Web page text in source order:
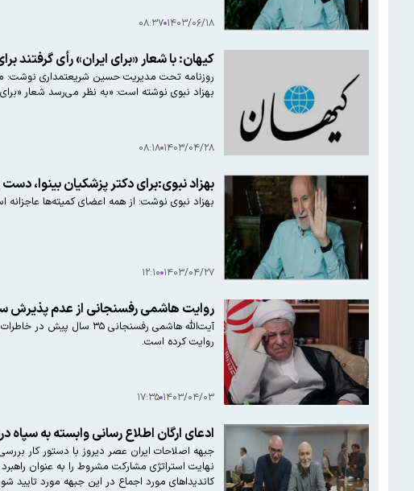
۱۴۰۳/۰۶/۱۸ ۰۸:۳۷
کیهان: با شعار «برای ایران» رأی گرفتند
روزنامه تحت مدیریت حسین شریعتمداری نوشت:
بهزاد نبوی نوشته است: «به نظر می‌رسد شعار «برای
۱۴۰۳/۰۴/۲۸ ۰۸:۱۸
بهزاد نبوی:برای دکتر پزشکیان بینوا،
بهزاد نبوی نوشت: از همه اعضای کمیته‌ها عاجزانه
۱۴۰۳/۰۴/۲۷ ۱۲:۱۰
روایت هاشمی رفسنجانی از عدم
روایت کرده است.
۱۴۰۳/۰۴/۰۳ ۱۷:۳۵
ادعای ارگان اطلاع رسانی وابسته به
نهایت استراتژی مشارکت مشروط را به عنوان
کاندیداهای مورد اجماع در این جبهه مورد تایید